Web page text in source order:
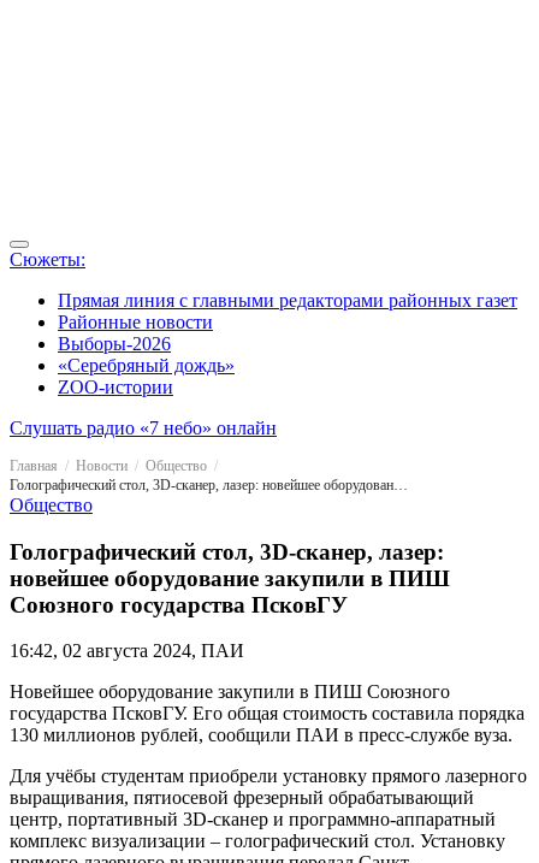
Сюжеты:
Прямая линия с главными редакторами районных газет
Районные новости
Выборы-2026
«Серебряный дождь»
ZOO-истории
Слушать радио «7 небо» онлайн
Главная Новости
Общество
Голографический стол, 3D-сканер, лазер: новейшее оборудование закупили в ПИШ Союзного государства ПсковГУ
Общество
Голографический стол, 3D-сканер, лазер:
новейшее оборудование закупили в ПИШ
Союзного государства ПсковГУ
16:42, 02 августа 2024, ПАИ
Новейшее оборудование закупили в ПИШ Союзного
государства ПсковГУ. Его общая стоимость составила порядка
130 миллионов рублей, сообщили ПАИ в пресс-службе вуза.
Для учёбы студентам приобрели установку прямого лазерного
выращивания, пятиосевой фрезерный обрабатывающий
центр, портативный 3D-сканер и программно-аппаратный
комплекс визуализации – голографический стол. Установку